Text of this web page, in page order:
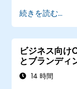
続きを読む...
ビジネス向
とブランディ
14 時間